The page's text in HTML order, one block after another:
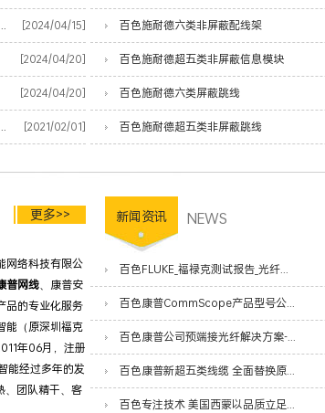
类非屏蔽网线 [2024/04/15]
[2024/04/20]
[2024/04/20]
线）产品清单 [2021/02/01]
百色施耐德六类非屏蔽配线架
百色施耐德超五类非屏蔽信息模块
百色施耐德六类屏蔽跳线
百色施耐德超五类非屏蔽跳线
更多>>
网络科技有限公
普网线、康普安
品的专业化服务
能（原深圳福克
年06月，注册
能经过多年的发
、团队精干、客
新闻资讯 NEWS
百色FLUKE_福禄克测试报告_光纤熔接测试小能手
百色康普CommScope产品型号公共代码价格表
百色康普公司预端接光纤解决方案-让您的数据中心服务更快上线
百色康普新超五类线缆 全面替换原安普蓝白线
百色专注技术 美国西蒙以品质立足网络时代